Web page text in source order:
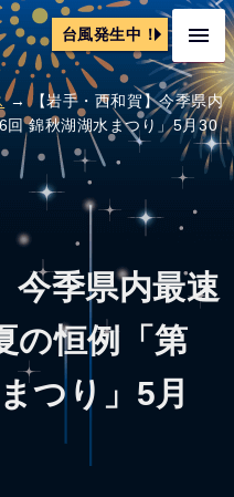
台風発生中！
→ 【岩手・西和賀】今季県内
回 錦秋湖湖水まつり」5月30
今季県内最速
の恒例「第
つり」5月